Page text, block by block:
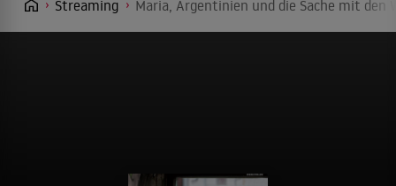
Streaming Maria, Argentinien und die Sache mit